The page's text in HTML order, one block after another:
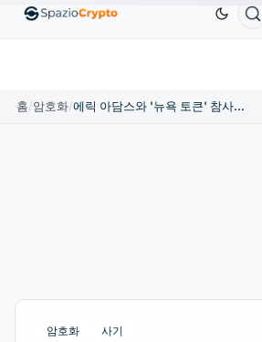
EthereumETHUS$1,880.58 Tether USDT
홈/암호화/ 에릭 아담스와 '뉴욕 토큰' 참사: 30분 만에 -81% 하락과 러그 풀 비난
암호화 사기